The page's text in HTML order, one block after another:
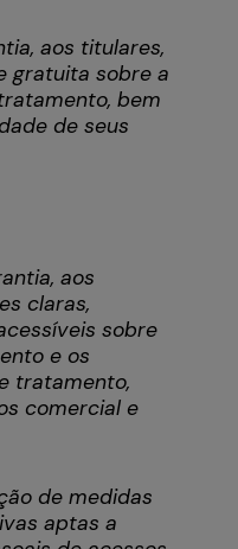
aos titulares,
gratuita sobre a
bem
de seus
aos
claras,
sobre
e os
tratamento,
comercial e
de medidas
aptas a